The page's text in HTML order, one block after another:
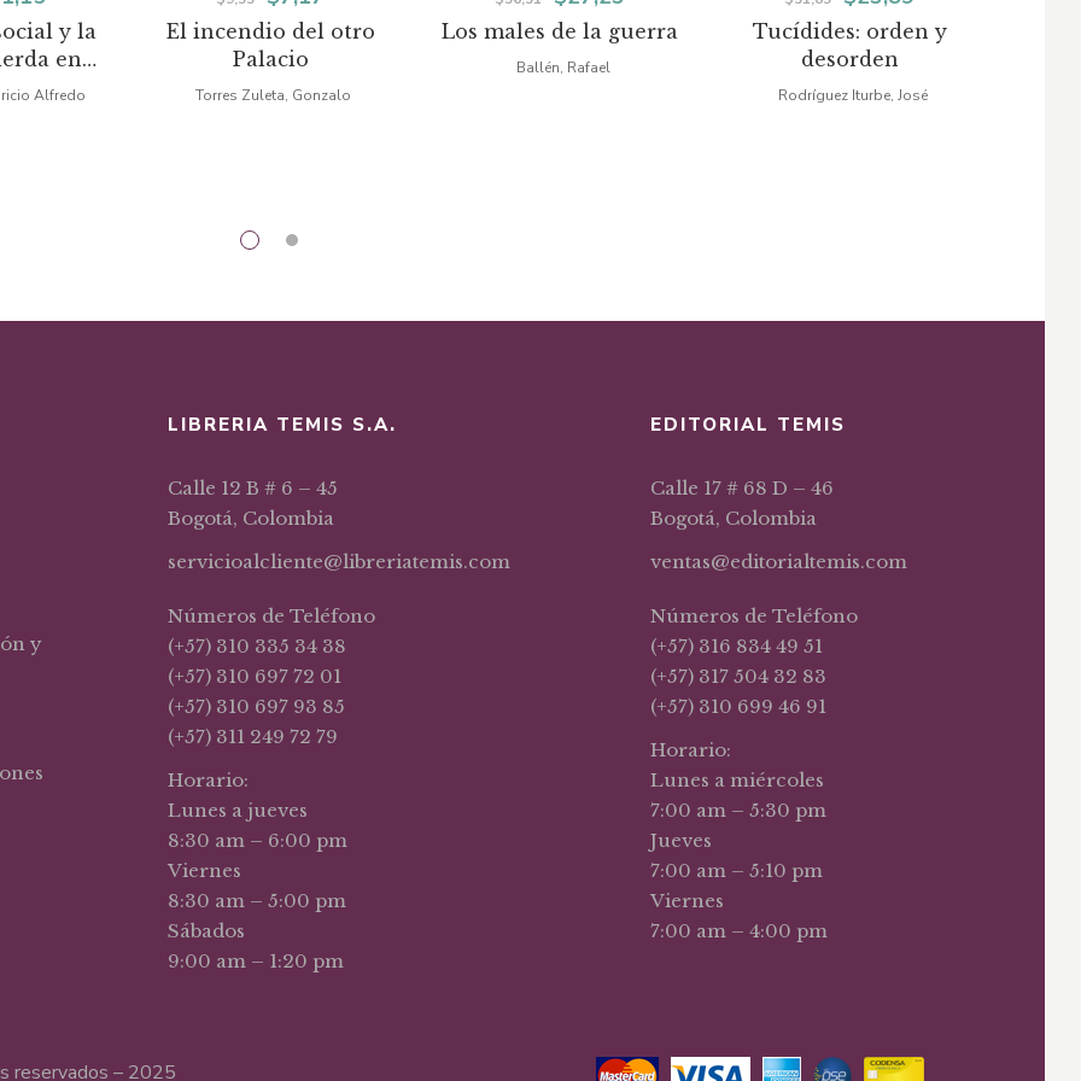
y la
en
precio
actual
Alfredo
El incendio del otro
Palacio
precio
original
precio
actual
Torres Zuleta, Gonzalo
Los males de la guerra
precio
original
precio
Ballén, Rafael
Tucídides: orden y
desorden
precio
original
precio
actual
Rodríguez Iturbe, José
y
LIBRERIA TEMIS S.A.
Calle 12 B # 6 – 45
Bogotá, Colombia
servicioalcliente@libreriatemis.com
Números de Teléfono
(+57) 310 335 34 38
(+57) 310 697 72 01
(+57) 310 697 93 85
(+57) 311 249 72 79
Horario:
Lunes a jueves
8:30 am – 6:00 pm
Viernes
8:30 am – 5:00 pm
Sábados
9:00 am – 1:20 pm
EDITORIAL TEMIS
Calle 17 # 68 D – 46
Bogotá, Colombia
ventas@editorialtemis.com
Números de Teléfono
(+57) 316 834 49 51
(+57) 317 504 32 83
(+57) 310 699 46 91
Horario:
Lunes a miércoles
7:00 am – 5:30 pm
Jueves
7:00 am – 5:10 pm
Viernes
7:00 am – 4:00 pm
reservados – 2025